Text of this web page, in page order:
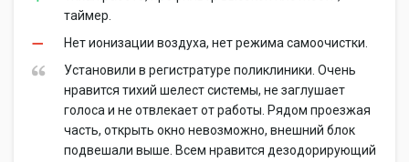
таймер.
Нет ионизации воздуха, нет режима самоочистки.
Установили в регистратуре поликлиники. Очень
нравится тихий шелест системы, не заглушает
голоса и не отвлекает от работы. Рядом проезжая
часть, открыть окно невозможно, внешний блок
подвешали выше. Всем нравится дезодорирующий